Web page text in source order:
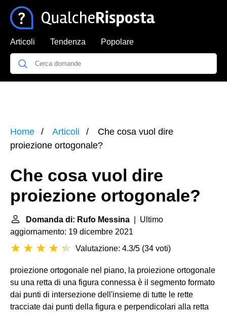
Articoli Tendenza Popolare
Home Articoli
Che cosa vuol dire
proiezione ortogonale?
Che cosa vuol dire
proiezione ortogonale?
Domanda di: Rufo Messina | Ultimo
aggiornamento: 19 dicembre 2021
Valutazione: 4.3/5 (34 voti)
proiezione ortogonale nel piano, la proiezione ortogonale
su una retta di una figura connessa è il segmento formato
dai punti di intersezione dell'insieme di tutte le rette
tracciate dai punti della figura e perpendicolari alla retta